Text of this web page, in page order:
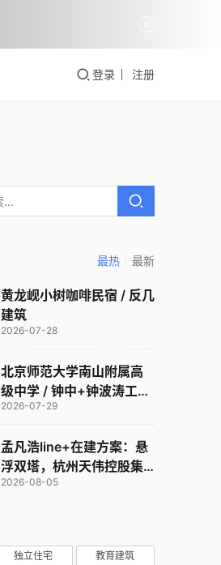
登录 注册
最热 最新
黄龙岘小树咖啡民宿 / 反几
建筑
2026-07-28
北京师范大学南山附属高
级中学 / 钟中+钟波涛工作
室
2026-07-29
孟凡浩line+在建方案：悬
浮双塔，杭州天伟控股集
团总部
2026-08-05
独立住宅 教育建筑